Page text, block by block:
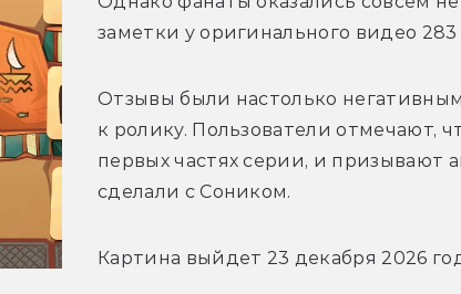
заметки у оригинального видео
Отзывы были настолько
к ролику. Пользователи отмечают,
первых частях серии, и призывают
сделали с Соником.
Картина выйдет 23 декабря 2026